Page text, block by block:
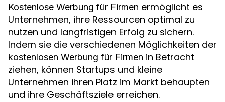
Kostenlose Werbung für Firmen ermöglicht es
Unternehmen, ihre Ressourcen optimal zu
nutzen und langfristigen Erfolg zu sichern.
Indem sie die verschiedenen Möglichkeiten der
kostenlosen Werbung für Firmen in Betracht
ziehen, können Startups und kleine
Unternehmen ihren Platz im Markt behaupten
und ihre Geschäftsziele erreichen.